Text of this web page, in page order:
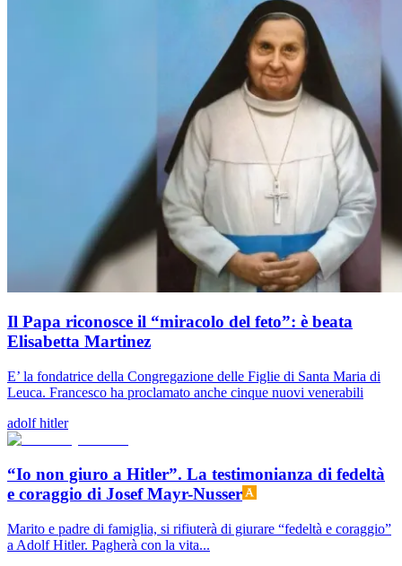
Il Papa riconosce il “miracolo del feto”: è beata
Elisabetta Martinez
E’ la fondatrice della Congregazione delle Figlie di Santa Maria di
Leuca. Francesco ha proclamato anche cinque nuovi venerabili
adolf hitler
“Io non giuro a Hitler”. La testimonianza di fedeltà
e coraggio di Josef Mayr-Nusser
Marito e padre di famiglia, si rifiuterà di giurare “fedeltà e coraggio”
a Adolf Hitler. Pagherà con la vita...